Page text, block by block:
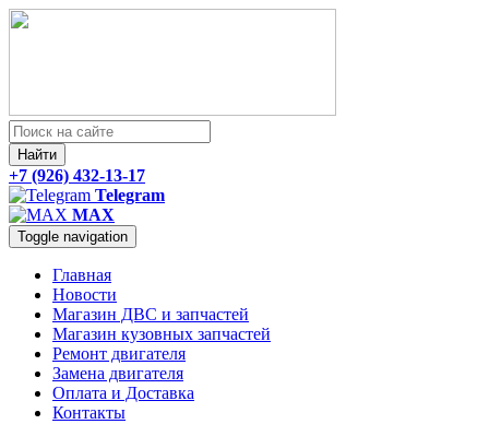
Найти
+7 (926) 432-13-17
Telegram
MAX
Toggle navigation
Главная
Новости
Магазин ДВС и запчастей
Магазин кузовных запчастей
Ремонт двигателя
Замена двигателя
Оплата и Доставка
Контакты